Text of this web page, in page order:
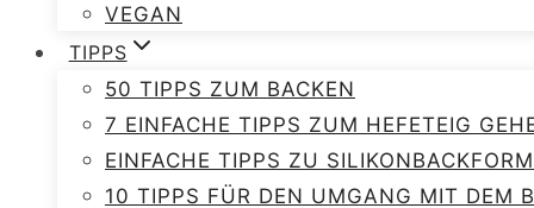
VEGAN
TIPPS
50 TIPPS ZUM BACKEN
7 EINFACHE TIPPS ZUM HEFETEIG
EINFACHE TIPPS ZU
10 TIPPS FÜR DEN UMGANG MIT DEM